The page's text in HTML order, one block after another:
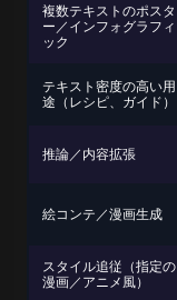
複数テキストのポスタ
ー／インフォグラフィ
ック
テキスト密度の高い用
途（レシピ、ガイド）
推論／内容拡張
絵コンテ／漫画生成
スタイル追従（指定の
漫画／アニメ風）